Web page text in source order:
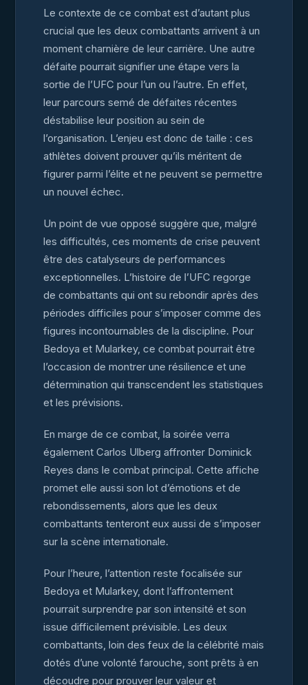
Le contexte de ce combat est d’autant plus
crucial que les deux combattants arrivent à un
moment charnière de leur carrière. Une autre
défaite pourrait signifier une étape vers la
sortie de l’UFC pour l’un ou l’autre. En effet,
leur parcours semé de défaites récentes
déstabilise leur position au sein de
l’organisation. L’enjeu est donc de taille : ces
athlètes doivent prouver qu’ils méritent de
figurer parmi l’élite et ne peuvent se permettre
un nouvel échec.
Un point de vue opposé suggère que, malgré
les difficultés, ces moments de crise peuvent
être des catalyseurs de performances
exceptionnelles. L’histoire de l’UFC regorge
de combattants qui ont su rebondir après des
périodes difficiles pour s’imposer comme des
figures incontournables de la discipline. Pour
Bedoya et Mularkey, ce combat pourrait être
l’occasion de montrer une résilience et une
détermination qui transcendent les statistiques
et les prévisions.
En marge de ce combat, la soirée verra
également Carlos Ulberg affronter Dominick
Reyes dans le combat principal. Cette affiche
promet elle aussi son lot d’émotions et de
rebondissements, alors que les deux
combattants tenteront eux aussi de s’imposer
sur la scène internationale.
Pour l’heure, l’attention reste focalisée sur
Bedoya et Mularkey, dont l’affrontement
pourrait surprendre par son intensité et son
issue difficilement prévisible. Les deux
combattants, loin des feux de la célébrité mais
dotés d’une volonté farouche, sont prêts à en
découdre pour prouver leur valeur et